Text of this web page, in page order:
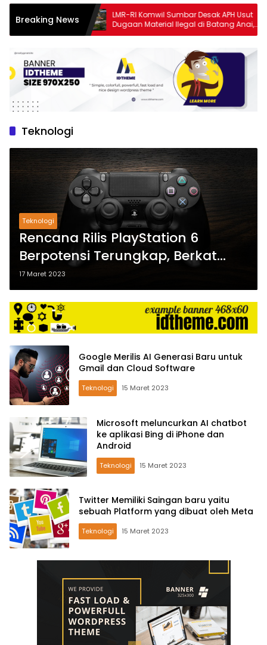
Breaking News
Diminta
LMR-RI Komwil Sumbar Desak APH Usut
Dugaan Material Ilegal di Batang Anai,
Dugaan Keterkaitan PT UHA Diminta
Teknologi
Teknologi
Rencana Rilis PlayStation 6
Berpotensi Terungkap, Berkat
Microsoft
17 Maret 2023
Google Merilis AI Generasi Baru untuk
Gmail dan Cloud Software
Teknologi 15 Maret 2023
Microsoft meluncurkan AI chatbot
ke aplikasi Bing di iPhone dan
Android
Teknologi 15 Maret 2023
Twitter Memiliki Saingan baru yaitu
sebuah Platform yang dibuat oleh Meta
Teknologi 15 Maret 2023